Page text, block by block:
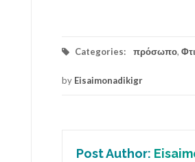
Categories: πρόσωπο,
by Eisaimonadikigr
Post Author: